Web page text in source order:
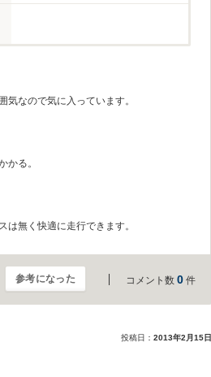
なので気に入っています。
かる。
無く快適に走行できます。
参考になった コメント数 0 件
投稿日： 2013年2月15日